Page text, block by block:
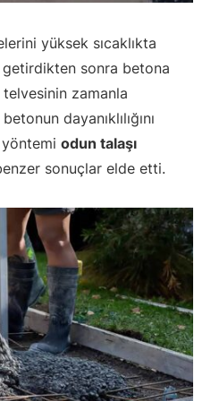
yüksek sıcaklıkta
getirdikten sonra betona
zamanla
dayanıklılığını
yöntemi odun talaşı
sonuçlar elde etti.